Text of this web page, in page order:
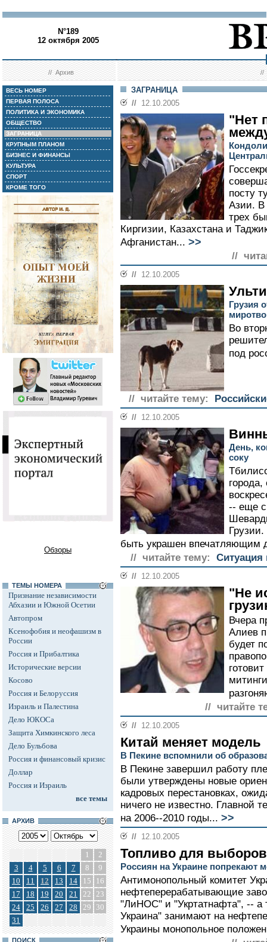
N°189
12 октября 2005
//Архив //
ВЕСЬ НОМЕР
ПЕРВАЯ ПОЛОСА
ПОЛИТИКА И ЭКОНОМИКА
ОБЩЕСТВО
ЗАГРАНИЦА
КРУПНЫМ ПЛАНОМ
БИЗНЕС И ФИНАНСЫ
КУЛЬТУРА
СПОРТ
КРОМЕ ТОГО
Обзоры
ТЕМЫ НОМЕРА
Признание независимости
Абхазии и Южной Осетии
Автопром
Ксенофобия и неофашизм в
России
Россия и Прибалтика
Исторические версии
Косово
Россия и Белоруссия
Израиль и Палестина
Дело ЮКОСа
Защита Химкинского леса
Дело Бульбова
Россия и финансовый кризис
Доллар
Россия и Израиль
все темы
АРХИВ
1
2
3
4 5 6 7 8
9
10
11 12 13 14 15
16
17
18 19 20 21 22 23
24
25 26 27 28 29
30
31
ПОИСК
ЗАГРАНИЦА
// 12.10.2005
"Нет
посту
Азии. В
трех
Киргизии, Казахстана и
Афганистан... >>
//
// 12.10.2005
Грузия
Во
под
// читайте тему:
// 12.10.2005
День,
соку
города,
-- еще с
быть украшен впечатляющим
// читайте тему:
Ситуация
// 12.10.2005
"Не
Вчера
Алиев
будет
// читайте
// 12.10.2005
Китай меняет модель
В Пекине вспомнили об
В Пекине завершил работу
были утверждены новые
кадровых перестановках,
ничего не известно. Главной
на 2006--2010 годы... >>
// 12.10.2005
Топливо для выборов
Россиян на Украине попрекают
Антимонопольный комитет
нефтеперерабатывающие
"ЛиНОС" и "Укртатнафта", -- а
Украина" занимают на
Украины монопольное